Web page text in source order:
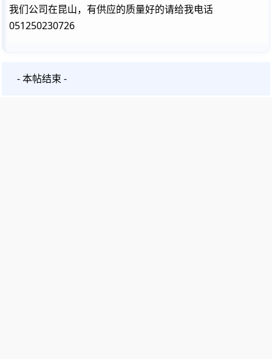
我们公司在昆山，有供应的质量好的请给我电话
051250230726
- 本帖结束 -